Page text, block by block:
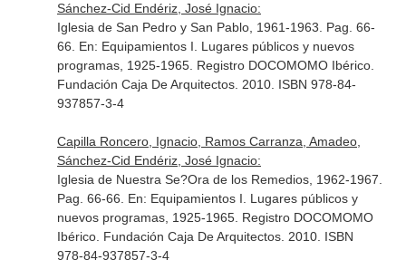
Sánchez-Cid Endériz, José Ignacio:
Iglesia de San Pedro y San Pablo, 1961-1963. Pag. 66-
66. En: Equipamientos I. Lugares públicos y nuevos
programas, 1925-1965. Registro DOCOMOMO Ibérico.
Fundación Caja De Arquitectos. 2010. ISBN 978-84-
937857-3-4
Capilla Roncero, Ignacio, Ramos Carranza, Amadeo,
Sánchez-Cid Endériz, José Ignacio:
Iglesia de Nuestra Se?Ora de los Remedios, 1962-1967.
Pag. 66-66. En: Equipamientos I. Lugares públicos y
nuevos programas, 1925-1965. Registro DOCOMOMO
Ibérico. Fundación Caja De Arquitectos. 2010. ISBN
978-84-937857-3-4